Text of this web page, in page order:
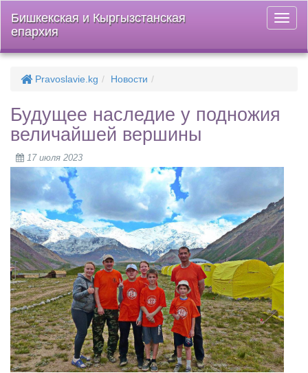
меню
Бишкекская и Кыргызстанская
епархия
Pravoslavie.kg Новости
Будущее наследие у подножия
величайшей вершины
17 июля 2023